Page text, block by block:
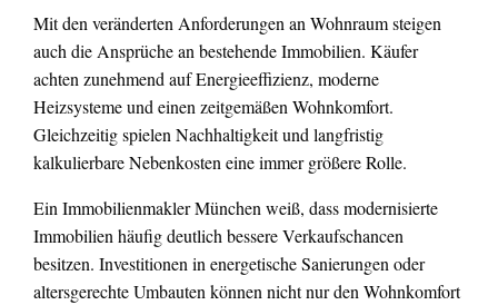
Mit den veränderten Anforderungen an Wohnraum steigen
auch die Ansprüche an bestehende Immobilien. Käufer
achten zunehmend auf Energieeffizienz, moderne
Heizsysteme und einen zeitgemäßen Wohnkomfort.
Gleichzeitig spielen Nachhaltigkeit und langfristig
kalkulierbare Nebenkosten eine immer größere Rolle.
Ein Immobilienmakler München weiß, dass modernisierte
Immobilien häufig deutlich bessere Verkaufschancen
besitzen. Investitionen in energetische Sanierungen oder
altersgerechte Umbauten können nicht nur den Wohnkomfort